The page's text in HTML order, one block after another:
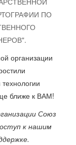
ПО
организации
ближе к ВАМ!
Союз
к нашим